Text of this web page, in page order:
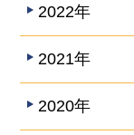
2022年
2021年
2020年